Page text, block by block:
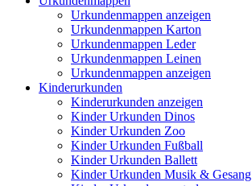
Urkundenmappen anzeigen
Urkundenmappen Karton
Urkundenmappen Leder
Urkundenmappen Leinen
Urkundenmappen anzeigen
Kinderurkunden
Kinderurkunden anzeigen
Kinder Urkunden Dinos
Kinder Urkunden Zoo
Kinder Urkunden Fußball
Kinder Urkunden Ballett
Kinder Urkunden Musik & Gesang